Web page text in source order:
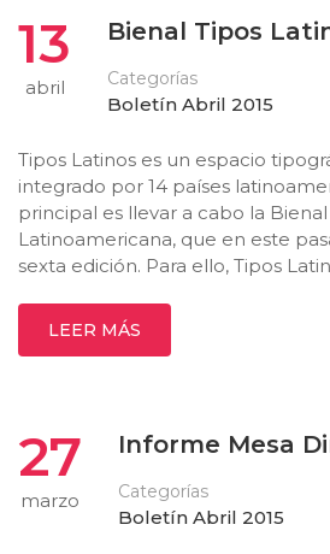
13
abril
Bienal Tipos
Categorías
Boletín Abril 2015
Tipos Latinos es un espacio
integrado por 14 países
principal es llevar a cabo la
Latinoamericana, que en este
sexta edición. Para ello, Tipos
LEER MÁS
27
marzo
Informe Mesa
Categorías
Boletín Abril 2015